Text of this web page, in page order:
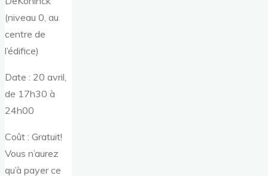
(niveau 0, au
centre de
l’édifice)
Date : 20 avril,
de 17h30 à
24h00
Coût : Gratuit!
Vous n’aurez
qu’à payer ce